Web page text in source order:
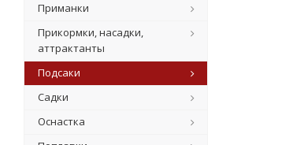
Приманки
Прикормки, насадки,
аттрактанты
Подсаки
Садки
Оснастка